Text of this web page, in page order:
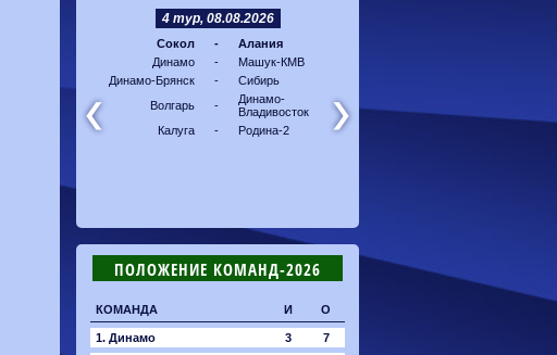
4 тур, 08.08.2026
Сокол -
Алания
Динамо
-
Машук-КМВ
Динамо-Брянск
-
Сибирь
Волгарь
-
Динамо-
Владивосток
Калуга
- Родина-2
Сибирь
ПОЛОЖЕНИЕ КОМАНД-2026
КОМАНДА И О
1. Динамо 3
7